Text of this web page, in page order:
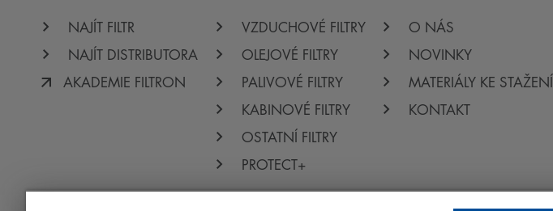
NAJÍT FILTR
NAJÍT DISTRIBUTORA
AKADEMIE FILTRON
VZDUCHOVÉ FILTRY
OLEJOVÉ FILTRY
PALIVOVÉ FILTRY
KABINOVÉ FILTRY
OSTATNÍ FILTRY
PROTECT+
O NÁS
NOVINKY
MATERIÁLY KE STAŽENÍ
KONTAKT